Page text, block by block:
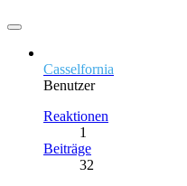
Casselfornia
Benutzer
Reaktionen
1
Beiträge
32